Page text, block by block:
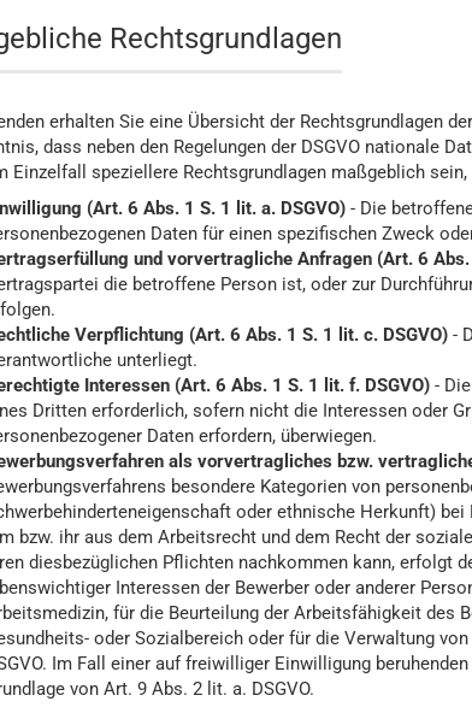
Rechtsgrundlagen
erhalten Sie eine Übersicht der Rechtsgrundlagen
dass neben den Regelungen der DSGVO nationale
Einzelfall speziellere Rechtsgrundlagen maßgeblich
(Art. 6 Abs. 1 S. 1 lit. a. DSGVO) - Die
Daten für einen spezifischen Zweck
und vorvertragliche Anfragen (Art. 6 Abs.
die betroffene Person ist, oder zur
Verpflichtung (Art. 6 Abs. 1 S. 1 lit. c. DSGVO) -
unterliegt.
Interessen (Art. 6 Abs. 1 S. 1 lit. f. DSGVO) -
Dritten erforderlich, sofern nicht die Interessen oder
Daten erfordern, überwiegen.
als vorvertragliches bzw.
besondere Kategorien von
oder ethnische Herkunft)
bzw. ihr aus dem Arbeitsrecht und dem Recht der
diesbezüglichen Pflichten nachkommen kann, erfolgt
Interessen der Bewerber oder anderer
für die Beurteilung der Arbeitsfähigkeit des
oder Sozialbereich oder für die Verwaltung
Im Fall einer auf freiwilliger Einwilligung
von Art. 9 Abs. 2 lit. a. DSGVO.